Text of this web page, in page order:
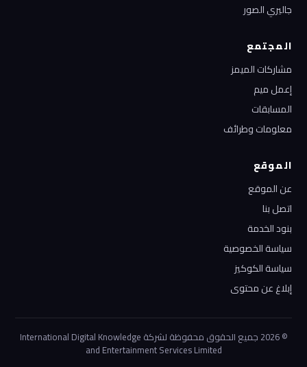
جاليري الصور
المجتمع
مشاركات الميمز
إعمل ميم
المسابقات
معلومات وطرائف
الموقع
عن الموقع
اتصل بنا
بنود الخدمة
سياسة الخصوصية
سياسة الكوكيز
إبلاغ عن محتوى
© 2026 جميع الحقوق محفوظة لشركة International Digital Knowledge
and Entertainment Services Limited